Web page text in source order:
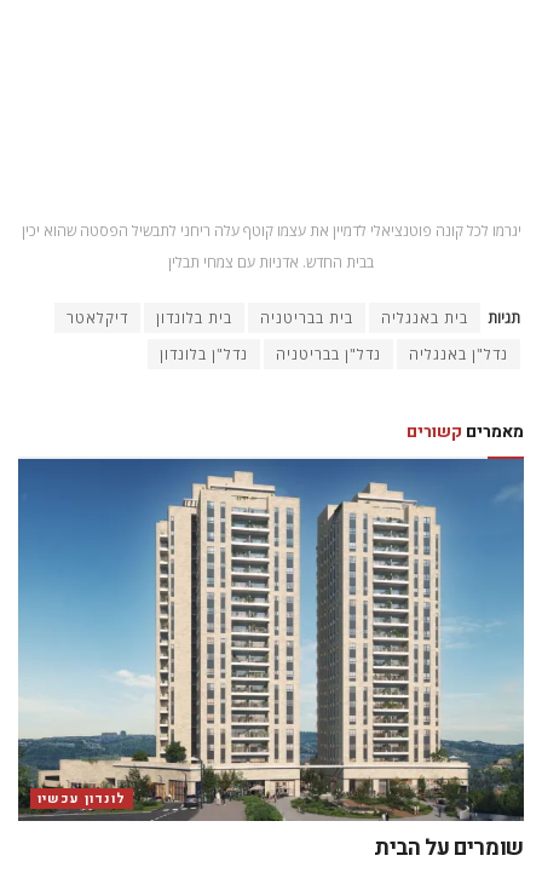
יגרמו לכל קונה פוטנציאלי לדמיין את עצמו קוטף עלה ריחני לתבשיל הפסטה שהוא יכין
בבית החדש. אדניות עם צמחי תבלין
תגיות בית באנגליה בית בבריטניה בית בלונדון
דיקלאטר
נדל"ן באנגליה
נדל"ן בבריטניה נדל"ן בלונדון
מאמרים קשורים
לונדון עכשיו
שומרים על הבית